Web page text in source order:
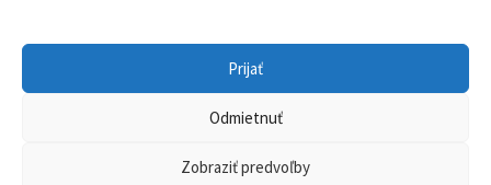
Prijať
Odmietnuť
Zobraziť predvoľby
Český Eshop